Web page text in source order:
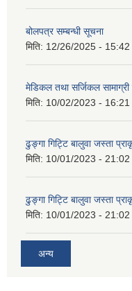
बोलपत्र सम्बन्धी सूचना
मिति: 12/26/2025 - 15:42
मेडिकल तथा सर्जिकल सामाग्री
मिति: 10/02/2023 - 16:21
ढुङ्गा गिट्टि बालुवा जस्ता
मिति: 10/01/2023 - 21:02
ढुङ्गा गिट्टि बालुवा जस्ता
मिति: 10/01/2023 - 21:02
अन्य